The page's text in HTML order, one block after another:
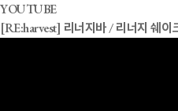
YOUTUBE
[RE:harvest] 리너지바 / 리너지 쉐이